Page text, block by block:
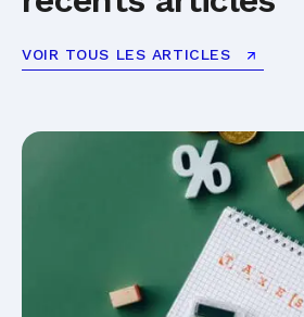
VOIR TOUS LES ARTICLES